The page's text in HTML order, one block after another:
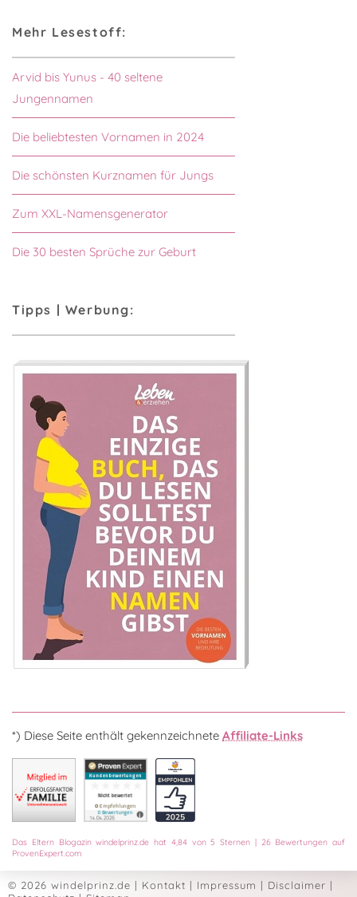
Mehr Lesestoff:
Arvid bis Yunus - 40 seltene
Jungennamen
Die beliebtesten Vornamen in 2024
Die schönsten Kurznamen für Jungs
Zum XXL-Namensgenerator
Die 30 besten Sprüche zur Geburt
Tipps | Werbung:
*) Diese Seite enthält gekennzeichnete Affiliate-Links
Das Eltern Blogazin windelprinz.de hat 4,84von5 Sternen | 26Bewertungen auf
ProvenExpert.com
© 2026 windelprinz.de | Kontakt | Impressum | Disclaimer |